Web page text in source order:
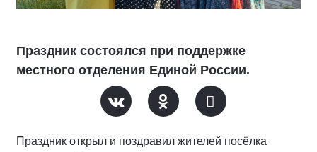
Праздник состоялся при поддержке
местного отделения Единой России.
Праздник открыл и поздравил жителей посёлка